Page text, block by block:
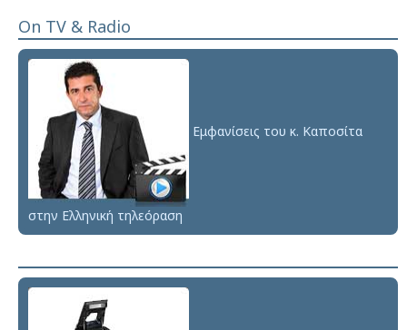
On TV & Radio
Εμφανίσεις του κ. Καποσίτα
στην Ελληνική τηλεόραση